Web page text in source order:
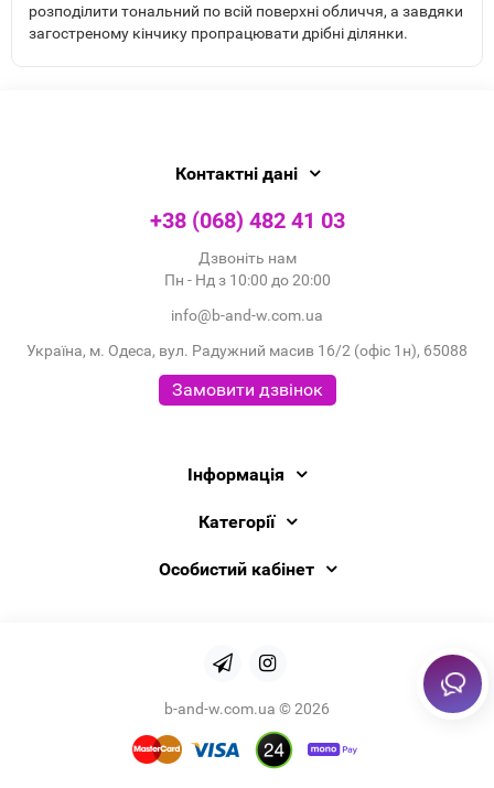
розподілити тональний по всій поверхні обличчя, а завдяки
загостреному кінчику пропрацювати дрібні ділянки.
Контактні дані
+38 (068) 482 41 03
Дзвоніть нам
Пн - Нд з 10:00 до 20:00
info@b-and-w.com.ua
Україна, м. Одеса, вул. Радужний масив 16/2 (офіс 1н), 65088
Замовити дзвінок
Інформація
Категорії
Особистий кабінет
b-and-w.com.ua © 2026